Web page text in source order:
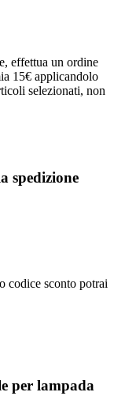
effettua un ordine
15€ applicandolo
selezionati, non
spedizione
codice sconto potrai
per lampada